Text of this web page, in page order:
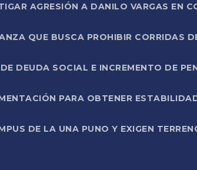
AGRESIÓN A DANILO VARGAS EN
QUE BUSCA PROHIBIR CORRIDAS
DEUDA SOCIAL E INCREMENTO DE
PARA OBTENER
DE LA UNA PUNO Y EXIGEN